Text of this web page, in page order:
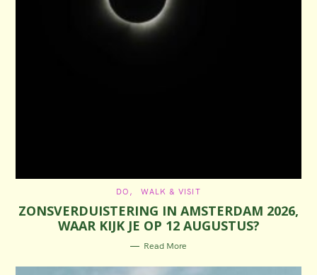
C
T
E
G
R
I
S
DO WALK & VISIT
ZONSVERDUISTERING IN AMSTERDAM 2026,
WAAR KIJK JE OP 12 AUGUSTUS?
Read More